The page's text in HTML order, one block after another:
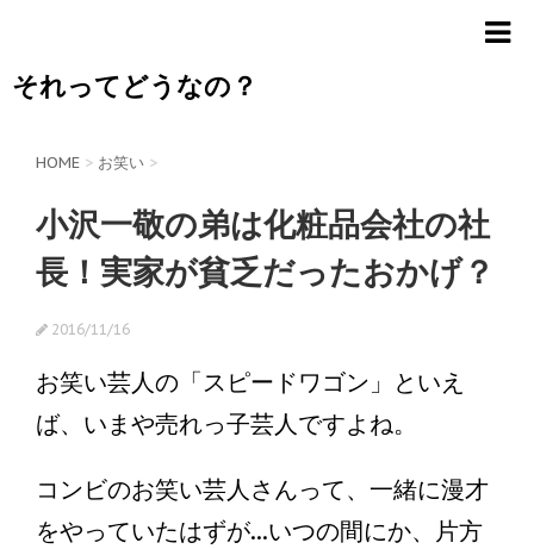
それってどうなの？
HOME > お笑い >
小沢一敬の弟は化粧品会社の社
長！実家が貧乏だったおかげ？
2016/11/16
お笑い芸人の「スピードワゴン」といえ
ば、いまや売れっ子芸人ですよね。
コンビのお笑い芸人さんって、一緒に漫才
をやっていたはずが...いつの間にか、片方